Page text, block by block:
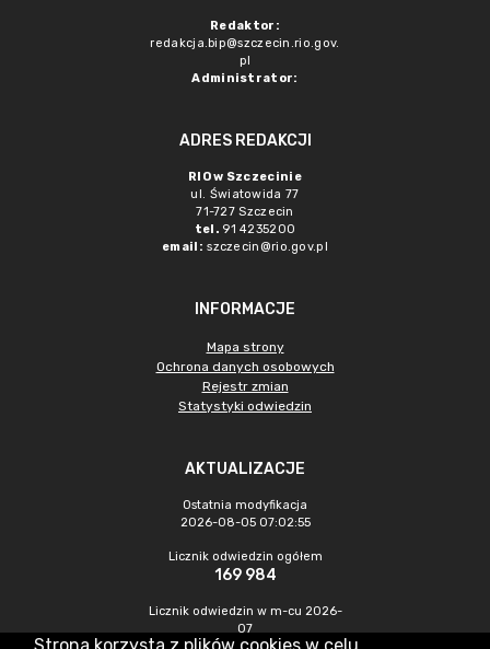
Redaktor:
redakcja.bip@szczecin.rio.gov.
pl
Administrator:
ADRES REDAKCJI
RIO w Szczecinie
ul. Światowida 77
71-727 Szczecin
tel. 91 4235200
email: szczecin@rio.gov.pl
INFORMACJE
Mapa strony
Ochrona danych osobowych
Rejestr zmian
Statystyki odwiedzin
AKTUALIZACJE
Ostatnia modyfikacja
2026-08-05 07:02:55
Licznik odwiedzin ogółem
169 984
Licznik odwiedzin w m-cu 2026-
07